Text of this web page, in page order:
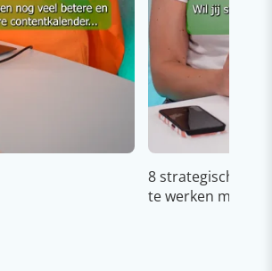
8 strategische
te werken met